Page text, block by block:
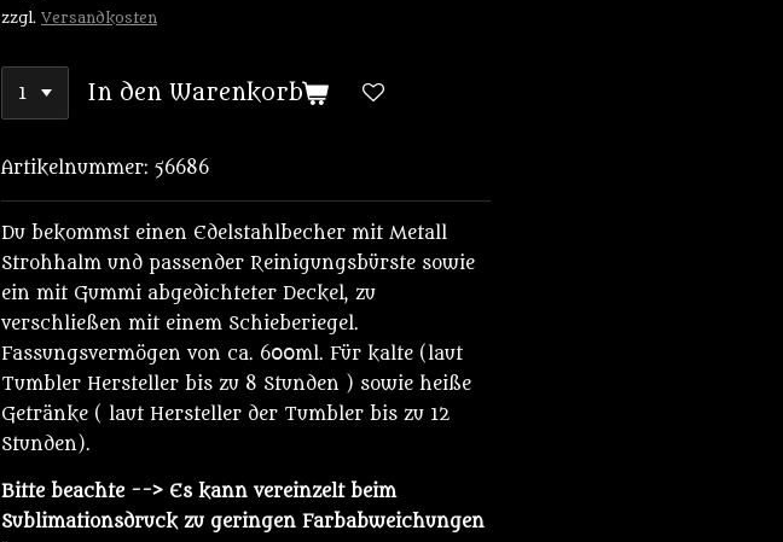
zzgl. Versandkosten
In den Warenkorb
Artikelnummer: 56686
Du bekommst einen Edelstahlbecher mit Metall
Strohhalm und passender Reinigungsbürste sowie
ein mit Gummi abgedichteter Deckel, zu
verschließen mit einem Schieberiegel.
Fassungsvermögen von ca. 600ml. Für kalte (laut
Tumbler Hersteller bis zu 8 Stunden ) sowie heiße
Getränke ( laut Hersteller der Tumbler bis zu 12
Stunden).
Bitte beachte --> Es kann vereinzelt beim
Sublimationsdruck zu geringen Farbabweichungen